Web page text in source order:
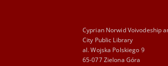
Cyprian Norwid Voivodeship
City Public Library
al. Wojska Polskiego 9
65-077 Zielona Góra